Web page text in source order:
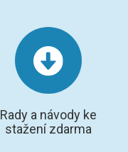
Rady a návody ke
stažení zdarma